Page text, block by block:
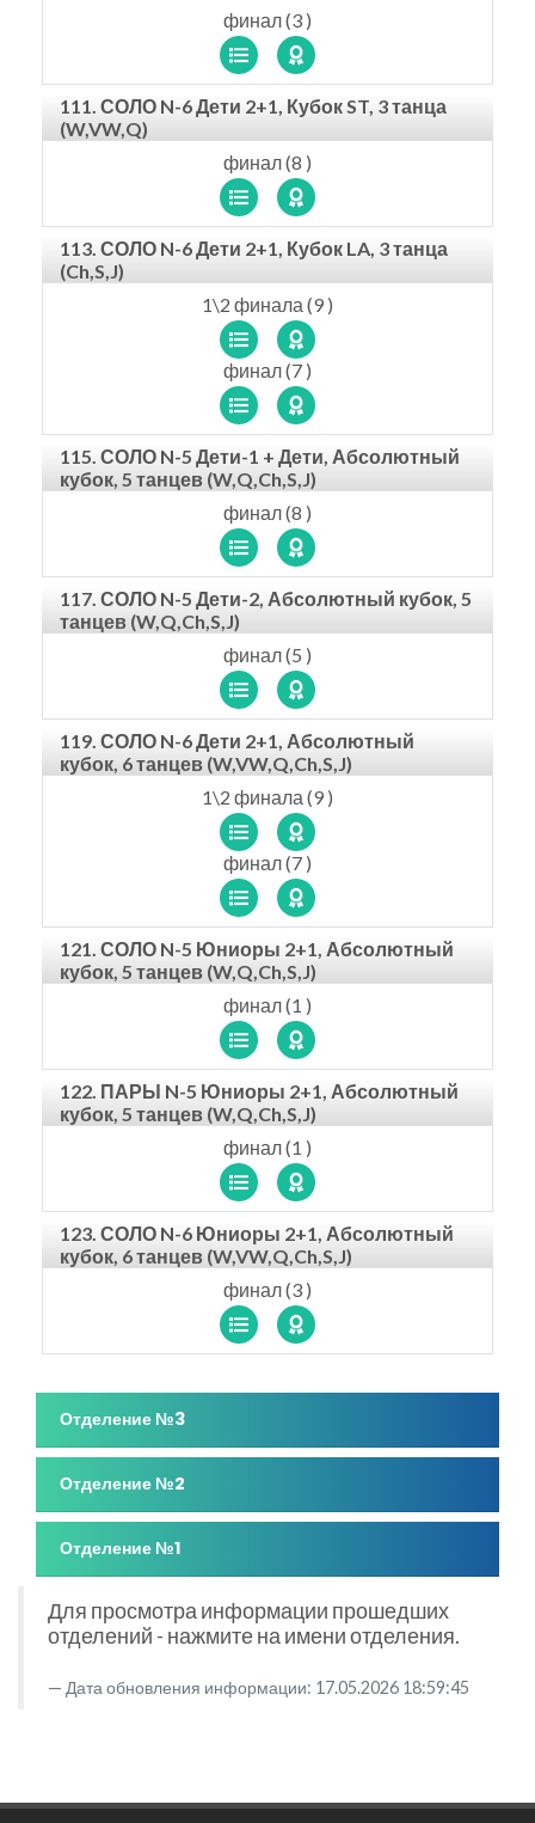
финал (3 )
111. СОЛО N-6 Дети 2+1, Кубок ST, 3 танца
(W,VW,Q)
финал (8 )
113. СОЛО N-6 Дети 2+1, Кубок LA, 3 танца
(Ch,S,J)
1\2 финала (9 )
финал (7 )
115. СОЛО N-5 Дети-1 + Дети, Абсолютный
кубок, 5 танцев (W,Q,Ch,S,J)
финал (8 )
117. СОЛО N-5 Дети-2, Абсолютный кубок, 5
танцев (W,Q,Ch,S,J)
финал (5 )
119. СОЛО N-6 Дети 2+1, Абсолютный
кубок, 6 танцев (W,VW,Q,Ch,S,J)
1\2 финала (9 )
финал (7 )
121. СОЛО N-5 Юниоры 2+1, Абсолютный
кубок, 5 танцев (W,Q,Ch,S,J)
финал (1 )
122. ПАРЫ N-5 Юниоры 2+1, Абсолютный
кубок, 5 танцев (W,Q,Ch,S,J)
финал (1 )
123. СОЛО N-6 Юниоры 2+1, Абсолютный
кубок, 6 танцев (W,VW,Q,Ch,S,J)
финал (3 )
Отделение №3
Отделение №2
Отделение №1
Для просмотра информации прошедших
отделений - нажмите на имени отделения.
Дата обновления информации: 17.05.2026 18:59:45